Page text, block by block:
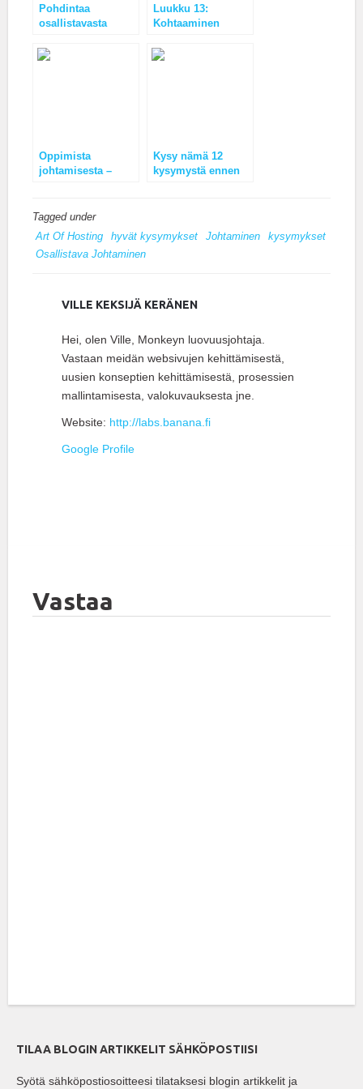
Pohdintaa
osallistavasta
Luukku 13:
Kohtaaminen
Oppimista
johtamisesta –
Kysy nämä 12
kysymystä ennen
Tagged under
Art Of Hosting
hyvät kysymykset Johtaminen
kysymykset
Osallistava Johtaminen
VILLE KEKSIJÄ KERÄNEN
Hei, olen Ville, Monkeyn luovuusjohtaja.
Vastaan meidän websivujen kehittämisestä,
uusien konseptien kehittämisestä, prosessien
mallintamisesta, valokuvauksesta jne.
Website: http://labs.banana.fi
Google Profile
Vastaa
TILAA BLOGIN ARTIKKELIT SÄHKÖPOSTIISI
Syötä sähköpostiosoitteesi tilataksesi blogin artikkelit ja